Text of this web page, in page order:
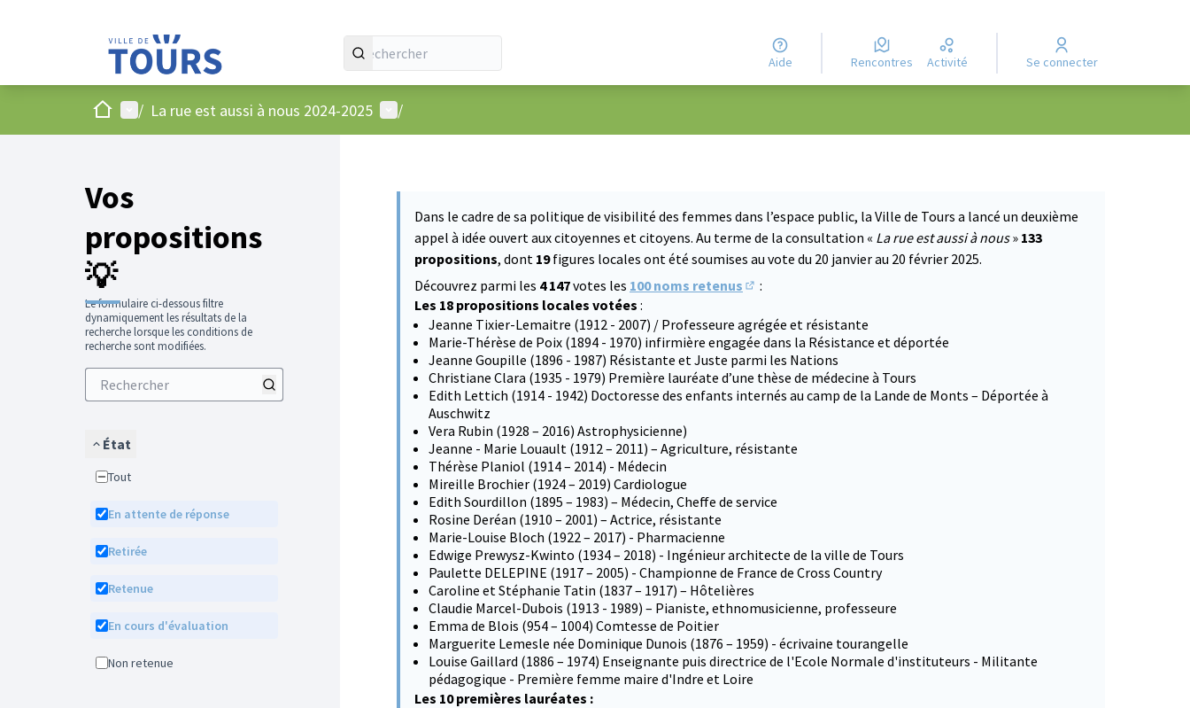
Aide Rencontres Activité Se connecter
AccueilMenu principal
/ La rue est aussi à nous 2024-2025 Menu utilisateur
/
Vos
propositions
💡
Le formulaire ci-dessous filtre
dynamiquement les résultats de la
recherche lorsque les conditions de
recherche sont modifiées.
État
Tout
En attente de réponse
Retirée
Retenue
En cours d'évaluation
Non retenue
Dans le cadre de sa politique de visibilité des femmes dans l’espace public, la Ville de Tours a lancé un deuxième
appel à idée ouvert aux citoyennes et citoyens. Au terme de la consultation « La rue est aussi à nous» 133
propositions, dont 19figures locales ont été soumises au vote du 20 janvier au 20 février 2025.
Découvrez parmi les 4 147votes les 100 noms retenus
:
Les 18 propositions locales votées :
Jeanne Tixier-Lemaitre (1912 - 2007) / Professeure agrégée et résistante
Marie-Thérèse de Poix (1894 - 1970) infirmière engagée dans la Résistance et déportée
Jeanne Goupille (1896 - 1987) Résistante et Juste parmi les Nations
Christiane Clara (1935 - 1979) Première lauréate d’une thèse de médecine à Tours
Edith Lettich (1914 - 1942) Doctoresse des enfants internés au camp de la Lande de Monts – Déportée à
Auschwitz
Vera Rubin (1928 – 2016) Astrophysicienne)
Jeanne - Marie Louault (1912 – 2011) – Agriculture, résistante
Thérèse Planiol (1914 – 2014) - Médecin
Mireille Brochier (1924 – 2019) Cardiologue
Edith Sourdillon (1895 – 1983) – Médecin, Cheffe de service
Rosine Deréan (1910 – 2001) – Actrice, résistante
Marie-Louise Bloch (1922 – 2017) - Pharmacienne
Edwige Prewysz-Kwinto (1934 – 2018) - Ingénieur architecte de la ville de Tours
Paulette DELEPINE (1917 – 2005) - Championne de France de Cross Country
Caroline et Stéphanie Tatin (1837 – 1917) – Hôtelières
Claudie Marcel-Dubois (1913 - 1989) – Pianiste, ethnomusicienne, professeure
Emma de Blois (954 – 1004) Comtesse de Poitier
Marguerite Lemesle née Dominique Dunois (1876 – 1959) - écrivaine tourangelle
Louise Gaillard (1886 – 1974) Enseignante puis directrice de l'Ecole Normale d'instituteurs - Militante
pédagogique - Première femme maire d'Indre et Loire
Les 10 premières lauréates :